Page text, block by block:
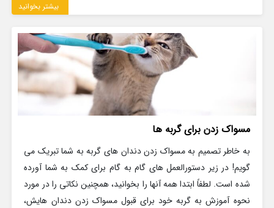
بیشتر بخوانید
مسواک زدن برای گربه ها
به خاطر تصمیم به مسواک زدن دندان های گربه به شما تبریک می
گویم! در زیر دستورالعمل های گام به گام برای کمک به شما آورده
شده است. لطفاً ابتدا همه آنها را بخوانید، همچنین نکاتی را در مورد
نحوه آموزش به گربه خود برای قبول مسواک زدن دندان هایش،